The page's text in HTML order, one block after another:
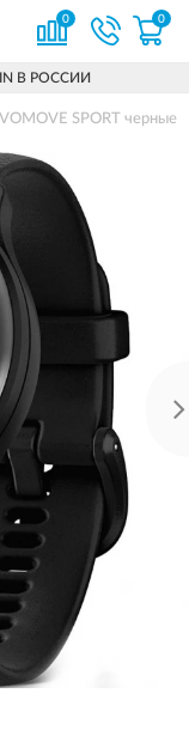
0 0
В РОССИИ
SPORT